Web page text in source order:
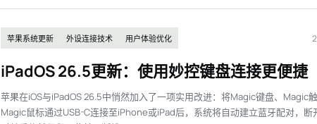
苹果系统更新 外设连接技术 用户体验优化
iPadOS 26.5更新：使用妙控键盘连接更便捷
苹果在iOS与iPadOS 26.5中悄然加入了一项实用改进：将Magic键盘、Magic
Magic鼠标通过USB-C连接至iPhone或iPad后，系统将自动建立蓝牙配对，断